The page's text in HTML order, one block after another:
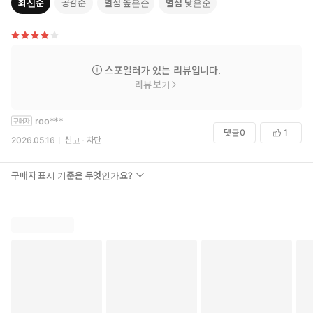
주인공 63세 주부 마사미는 어느 날 야구선수 오타니 쇼헤이의 ‘만
다라 차트’에 꽂힌다. 이미 고등학생 때 인생의 목표를 정하고 목표
오타니 선수에게 감명받은 것. 자신도 오타니 선수처럼 일찌감치 치
밀한 인생 설계를 했어야 했다는 자책감에 괴로워하던 마사미는 자
“오타니 선수와 자신을 비교하고 울적해하는 주부라니, 웃기잖아.”
남편의 말에 상처받고 무심코 장보기 메모 뒷면에 적은 만다라차
트. 그런데 마사미는 어느 순간 타임슬립하여 중학생으로 돌아가
고, 역시나 타임슬립한 첫사랑 아마가세를 만나 서로의 2회차 인
최신순 공감순 별점 높은순 별점 낮은순
스포일러가 있는 리뷰입니다.
리뷰 보기
roo***
2026.05.16 신고 차단
댓글0 1
구매자 표시 기준은 무엇인가요?